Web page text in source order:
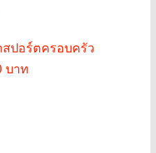
สปอร์ตครอบครัว
บาท